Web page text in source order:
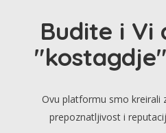
Budite i Vi
Ovu platformu smo kreirali
prepoznatljivost i